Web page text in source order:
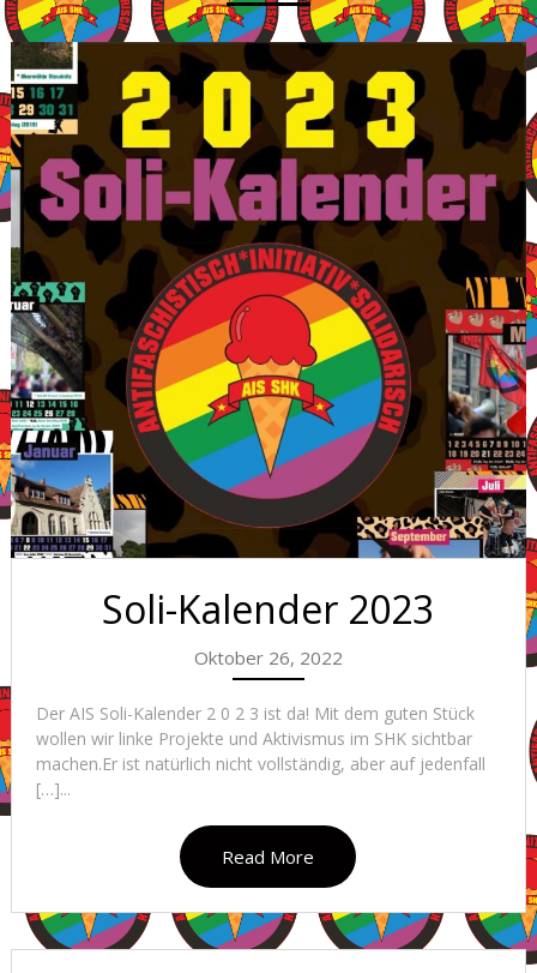
Soli-Kalender 2023
Oktober 26, 2022
Der AIS Soli-Kalender 2 0 2 3 ist da! Mit dem guten Stück
wollen wir linke Projekte und Aktivismus im SHK sichtbar
machen.Er ist natürlich nicht vollständig, aber auf jedenfall
[…]...
Read More